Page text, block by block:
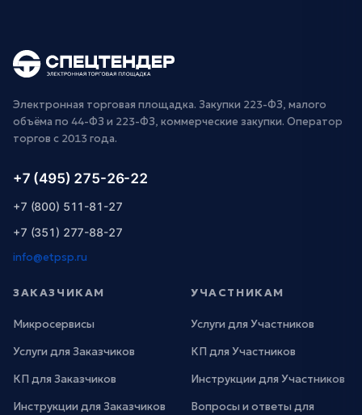
Электронная торговая площадка. Закупки 223-ФЗ, малого
объёма по 44-ФЗ и 223-ФЗ, коммерческие закупки. Оператор
торгов с 2013 года.
+7 (495) 275-26-22
+7 (800) 511-81-27
+7 (351) 277-88-27
info@etpsp.ru
ЗАКАЗЧИКАМ
Микросервисы
Услуги для Заказчиков
КП для Заказчиков
Инструкции для Заказчиков
УЧАСТНИКАМ
Услуги для Участников
КП для Участников
Инструкции для Участников
Вопросы и ответы для